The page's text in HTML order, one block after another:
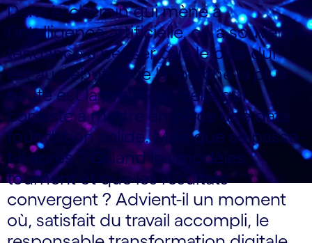
Dans le chemin qui mène à
l’intelligence artificielle, on a souvent
tendance à penser que le plus dur
est au début. Que la marche la plus
haute est la première, celle qui
consiste à mettre en place une data
foundation solide. Mais que se passe-
t-il après ? Quand les modèles
tournent et que les résultats
convergent ? Advient-il un moment
où, satisfait du travail accompli, le